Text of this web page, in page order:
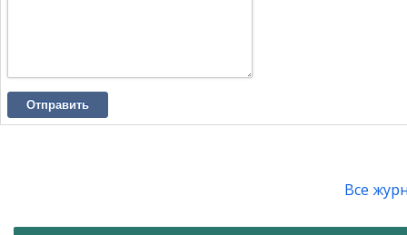
Отправить
Все